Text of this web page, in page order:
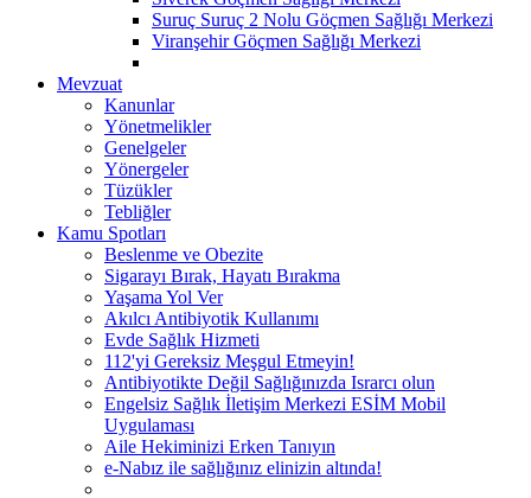
Suruç Suruç 2 Nolu Göçmen Sağlığı Merkezi
Viranşehir Göçmen Sağlığı Merkezi
Mevzuat
Kanunlar
Yönetmelikler
Genelgeler
Yönergeler
Tüzükler
Tebliğler
Kamu Spotları
Beslenme ve Obezite
Sigarayı Bırak, Hayatı Bırakma
Yaşama Yol Ver
Akılcı Antibiyotik Kullanımı
Evde Sağlık Hizmeti
112'yi Gereksiz Meşgul Etmeyin!
Antibiyotikte Değil Sağlığınızda Israrcı olun
Engelsiz Sağlık İletişim Merkezi ESİM Mobil
Uygulaması
Aile Hekiminizi Erken Tanıyın
e-Nabız ile sağlığınız elinizin altında!